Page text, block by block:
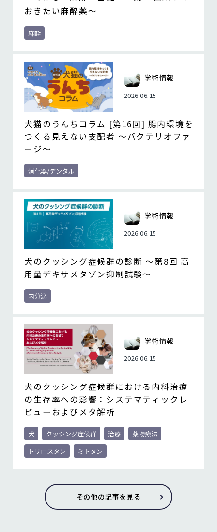
おきたい麻酔薬～
麻酔
学術情報
2026.06.15
犬猫のうんちコラム [第16回] 腸内環境を
つくる見えない支配者 ～バクテリオファ
ージ～
消化器/デンタル
学術情報
2026.06.15
犬のクッシング症候群の診断 ～第8回 高
用量デキサメタゾン抑制試験～
内分泌
学術情報
2026.06.15
犬のクッシング症候群における内科治療
の生存率への影響：システマティックレ
ビューおよびメタ解析
犬 クッシング症候群 治療
薬物療法
トリロスタン
ミトタン
その他の記事を見る